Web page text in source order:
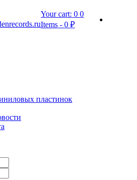
Your cart: 00
Items -0 ₽
пластинок